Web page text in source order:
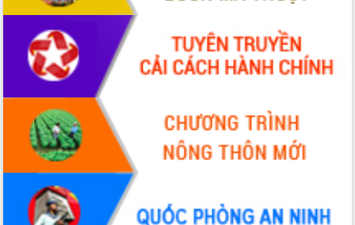
ứng để giữ vững thị trường xuất khẩu
Diễn đàn Kinh tế tư nhân Việt Nam đột
phá cơ chế - Hợp tác công tư
Đề án 06 tạo bước ngoặt đột phá trong
cải cách hành chính tỉnh Đắk Lắk
Kết nối tour, đẩy mạnh chuyển đổi số
để phát triển du lịch Đắk Lắk
Khởi động Dự án Đầu tư xây dựng hạ
tầng kỹ thuật Cụm công nghiệp Tân
Gặp mặt các cơ quan báo chí nhân Kỷ
niệm 101 năm Ngày Báo chí Cách
mạng Việt Nam